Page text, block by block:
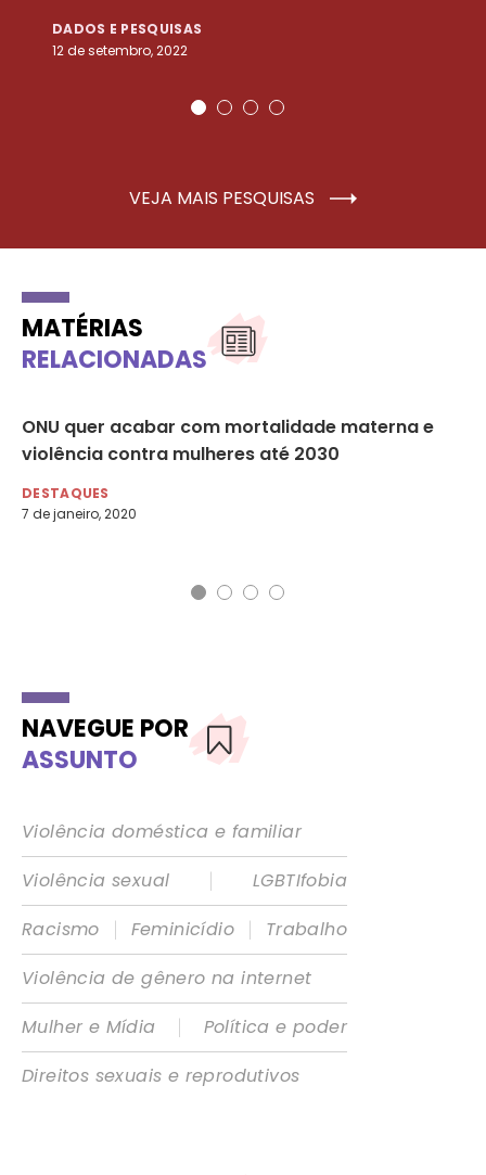
DADOS E PESQUISAS
12 de setembro, 2022
VEJA MAIS PESQUISAS
MATÉRIAS
RELACIONADAS
ONU quer acabar com mortalidade materna e
violência contra mulheres até 2030
DESTAQUES
7 de janeiro, 2020
NAVEGUE POR
ASSUNTO
Violência doméstica e familiar
Violência sexual
|
LGBTIfobia
Racismo
| Feminicídio |
Trabalho
Violência de gênero na internet
Mulher e Mídia
|
Política e poder
Direitos sexuais e reprodutivos